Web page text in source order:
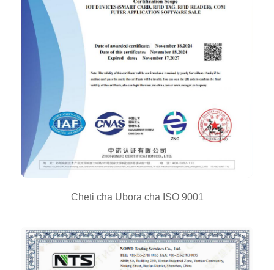
Cheti cha Ubora cha ISO 9001